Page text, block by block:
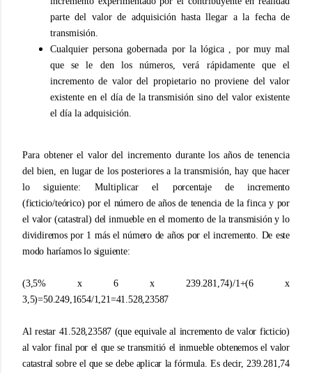
parte del valor de adquisición hasta llegar a la fecha de
transmisión.
Cualquier persona gobernada por la lógica , por muy mal
que se le den los números, verá rápidamente que el
incremento de valor del propietario no proviene del valor
existente en el día de la transmisión sino del valor existente
el día la adquisición.
Para obtener el valor del incremento durante los años de tenencia
del bien, en lugar de los posteriores a la transmisión, hay que hacer
lo siguiente: Multiplicar el porcentaje de incremento
(ficticio/teórico) por el número de años de tenencia de la finca y por
el valor (catastral) del inmueble en el momento de la transmisión y lo
dividiremos por 1 más el número de años por el incremento. De este
modo haríamos lo siguiente:
(3,5% x 6 x 239.281,74)/1+(6x
3,5)=50.249,1654/1,21=41.528,23587
Al restar 41.528,23587 (que equivale al incremento de valor ficticio)
al valor final por el que se transmitió el inmueble obtenemos el valor
catastral sobre el que se debe aplicar la fórmula. Es decir, 239.281,74